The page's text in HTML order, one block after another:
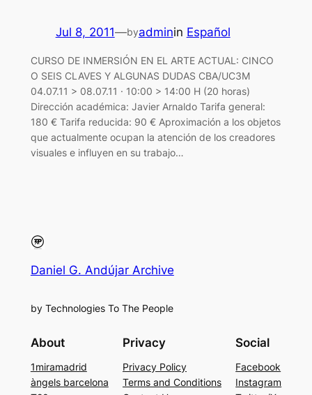
Jul 8, 2011—byadminin Español
CURSO DE INMERSIÓN EN EL ARTE ACTUAL: CINCO
O SEIS CLAVES Y ALGUNAS DUDAS CBA/UC3M
04.07.11 > 08.07.11 · 10:00 > 14:00 H (20 horas)
Dirección académica: Javier Arnaldo Tarifa general:
180 € Tarifa reducida: 90 € Aproximación a los objetos
que actualmente ocupan la atención de los creadores
visuales e influyen en su trabajo…
Daniel G. Andújar Archive
by Technologies To The People
About
1miramadrid
àngels barcelona
Privacy
Privacy Policy
Terms and Conditions
Social
Facebook
Instagram